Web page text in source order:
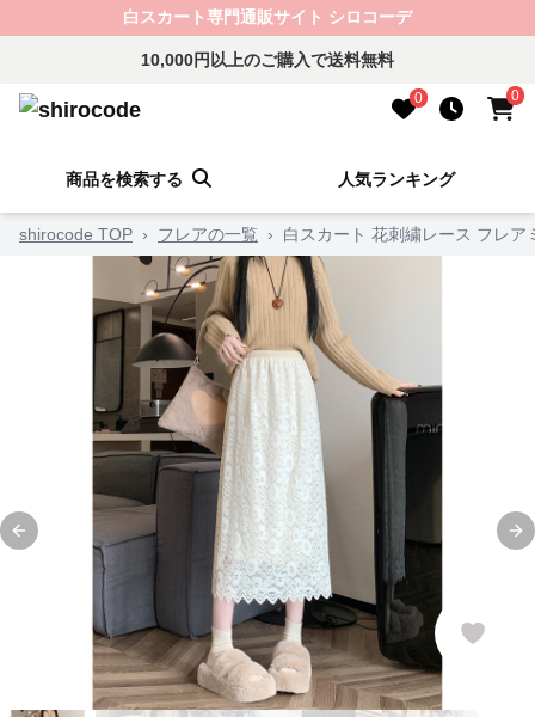
白スカート専門通販サイト シロコーデ
10,000円以上のご購入で送料無料
0 0
商品を検索する 人気ランキング
shirocode TOP › フレアの一覧 › 白スカート 花刺繍レース フレア
Previous slide